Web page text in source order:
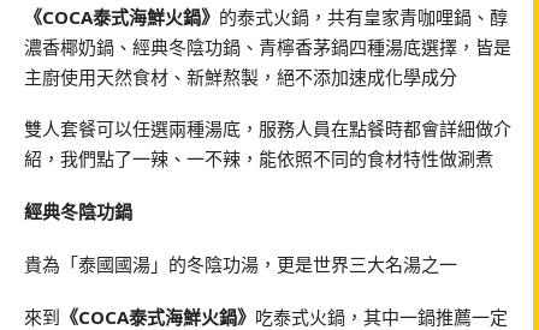
《COCA泰式海鮮火鍋》 的泰式火鍋，共有皇家青咖哩鍋、醇
濃香椰奶鍋、經典冬陰功鍋、青檸香茅鍋四種湯底選擇，皆是
主廚使用天然食材、新鮮熬製，絕不添加速成化學成分
雙人套餐可以任選兩種湯底，服務人員在點餐時都會詳細做介
紹，我們點了一辣、一不辣，能依照不同的食材特性做涮煮
經典冬陰功鍋
貴為「泰國國湯」的冬陰功湯，更是世界三大名湯之一
來到 《COCA泰式海鮮火鍋》 吃泰式火鍋，其中一鍋推薦一定